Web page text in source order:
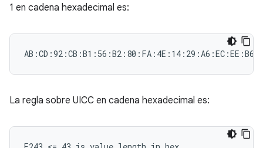
1 en cadena hexadecimal es:
La regla sobre UICC en cadena hexadecimal es: